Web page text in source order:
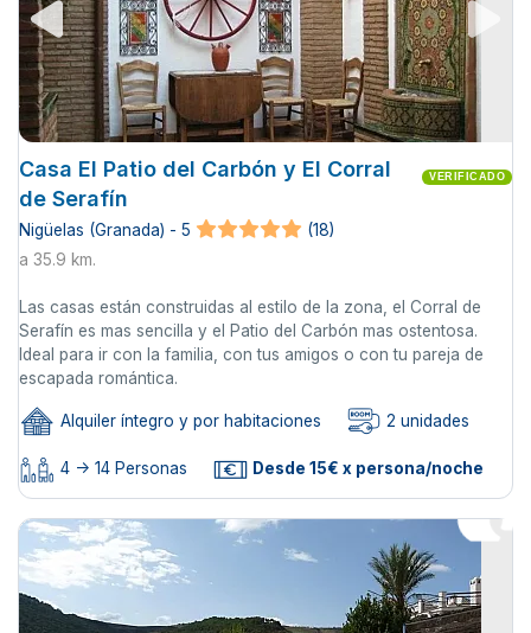
Casa El Patio del Carbón y El Corral
de Serafín
VERIFICADO
Nigüelas (Granada) - 5
(18)
a 35.9 km.
Las casas están construidas al estilo de la zona, el Corral de
Serafín es mas sencilla y el Patio del Carbón mas ostentosa.
Ideal para ir con la familia, con tus amigos o con tu pareja de
escapada romántica.
Alquiler íntegro y por habitaciones 2 unidades
4 -> 14 Personas Desde 15€ x persona/noche